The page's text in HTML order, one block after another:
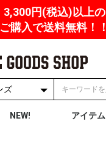
3,300円(税込)以上の
ご購入で送料無料！！
NEW! アイテム